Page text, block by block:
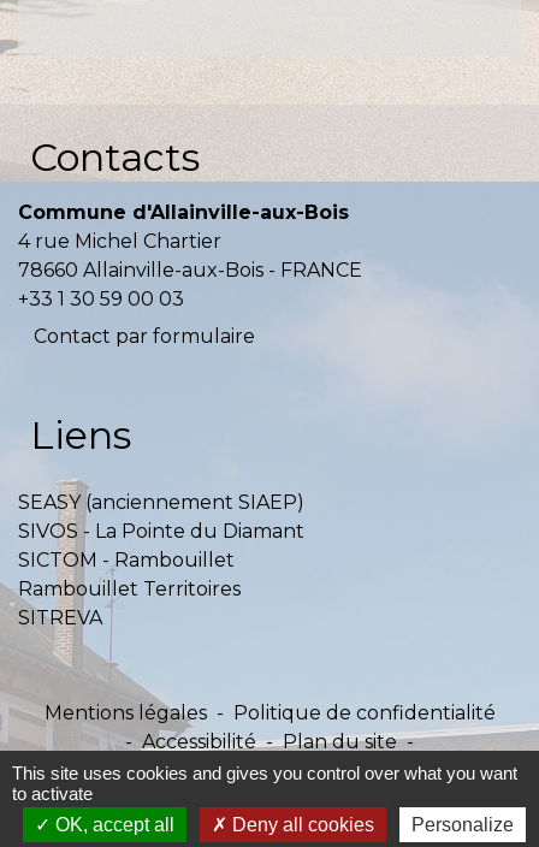
Contacts
Commune d'Allainville-aux-Bois
4 rue Michel Chartier
78660 Allainville-aux-Bois - FRANCE
+33 1 30 59 00 03
Contact par formulaire
Liens
SEASY (anciennement SIAEP)
SIVOS - La Pointe du Diamant
SICTOM - Rambouillet
Rambouillet Territoires
SITREVA
Mentions légales -
Politique de confidentialité
- Accessibilité - Plan du site -
Gestion des cookies
Site créé en partenariat avec Réseau des Communes
This site uses cookies and gives you control over what you want
to activate
OK, accept all
Deny all cookies Personalize